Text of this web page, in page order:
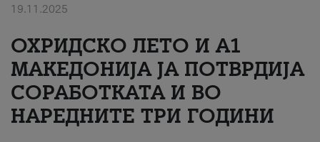
#ПодобарОнлајн
19.11.2025
ОХРИДСКО ЛЕТО И A1
МАКЕДОНИЈА ЈА ПОТВРДИЈА
СОРАБОТКАТА И ВО
НАРЕДНИТЕ ТРИ ГОДИНИ